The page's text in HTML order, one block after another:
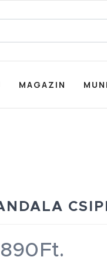
MAGAZIN